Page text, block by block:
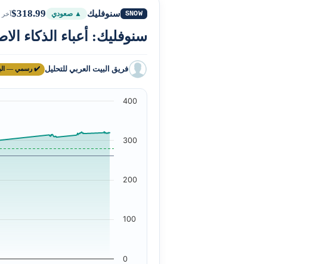
SNOW سنوفليك ▲ صعودي $318.99آخر
سنوفليك: أعباء الذكاء
فريق البيت العربي للتحليل ✔️ رسمي —
0
100
200
300
400